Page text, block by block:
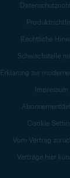
Rechtliche
Schwachstelle
Erklärung zur
Impressum
Cookie
Vom Vertrag
Verträge hier